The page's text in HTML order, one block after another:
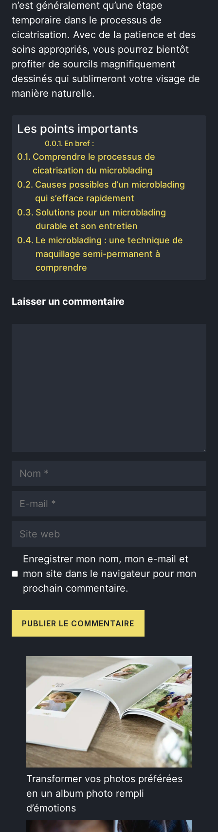
n’est généralement qu’une étape
temporaire dans le processus de
cicatrisation. Avec de la patience et des
soins appropriés, vous pourrez bientôt
profiter de sourcils magnifiquement
dessinés qui sublimeront votre visage de
manière naturelle.
Les points importants
En bref :
Comprendre le processus de
cicatrisation du microblading
Causes possibles d’un microblading
qui s’efface rapidement
Solutions pour un microblading
durable et son entretien
Le microblading : une technique de
maquillage semi-permanent à
comprendre
Laisser un commentaire
Nom
E-
Site
Enregistrer mon nom, mon e-mail et
mon site dans le navigateur pour mon
prochain commentaire.
Transformer vos photos préférées
en un album photo rempli
d’émotions